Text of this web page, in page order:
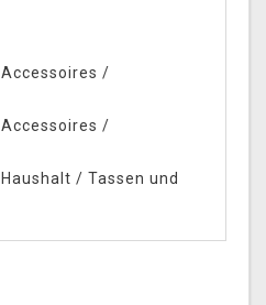
Accessoires /
Accessoires /
Haushalt / Tassen und